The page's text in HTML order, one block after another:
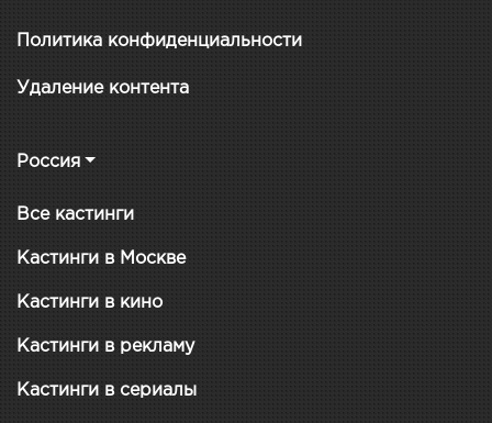
Политика конфиденциальности
Удаление контента
Россия
Все кастинги
Кастинги в Москве
Кастинги в кино
Кастинги в рекламу
Кастинги в сериалы